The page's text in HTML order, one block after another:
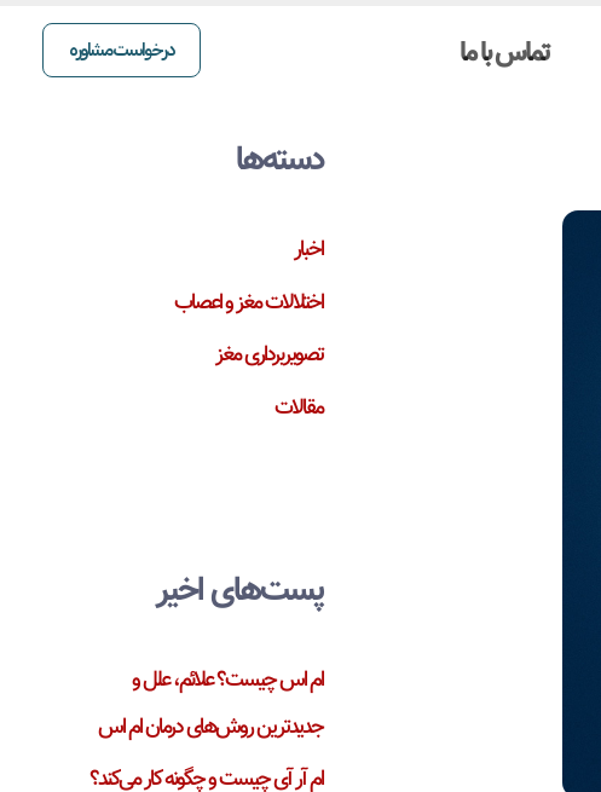
تماس با ما درخواست مشاوره
دسته‌ها
اخبار
اختلالات مغز و اعصاب
تصویربرداری مغز
مقالات
پست‌های اخیر
ام اس چیست؟ علائم، علل و
جدیدترین روش‌های درمان ام اس
ام آر آی چیست و چگونه کار می‌کند؟